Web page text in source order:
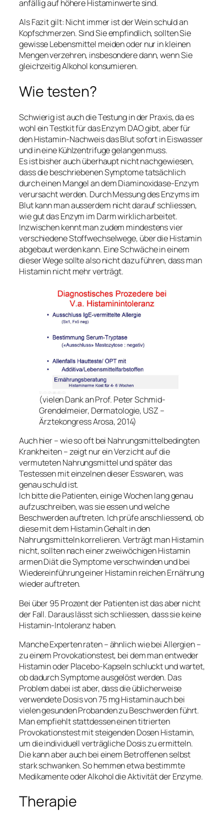
anfällig auf höhere Histaminwerte sind.
Als Fazit gilt: Nicht immer ist der Wein schuld an
Kopfschmerzen. Sind Sie empfindlich, sollten Sie
gewisse Lebensmittel meiden oder nur in kleinen
Mengen verzehren, insbesondere dann, wenn Sie
gleichzeitig Alkohol konsumieren.
Wie testen?
Schwierig ist auch die Testung in der Praxis, da es
wohl ein Testkit für das Enzym DAO gibt, aber für
den Histamin-Nachweis das Blut sofort in Eiswasser
und in eine Kühlzentrifuge gelangen muss.
Es ist bisher auch überhaupt nicht nachgewiesen,
dass die beschriebenen Symptome tatsächlich
durch einen Mangel an dem Diaminoxidase-Enzym
verursacht werden. Durch Messung des Enzyms im
Blut kann man ausserdem nicht darauf schliessen,
wie gut das Enzym im Darm wirklich arbeitet.
Inzwischen kennt man zudem mindestens vier
verschiedene Stoffwechselwege, über die Histamin
abgebaut werden kann. Eine Schwäche in einem
dieser Wege sollte also nicht dazu führen, dass man
Histamin nicht mehr verträgt.
(vielen Dank an Prof. Peter Schmid-
Grendelmeier, Dermatologie, USZ –
Ärztekongress Arosa, 2014)
Auch hier – wie so oft bei Nahrungsmittelbedingten
Krankheiten – zeigt nur ein Verzicht auf die
vermuteten Nahrungsmittel und später das
Testessen mit einzelnen dieser Esswaren, was
genau schuld ist.
Ich bitte die Patienten, einige Wochen lang genau
aufzuschreiben, was sie essen und welche
Beschwerden auftreten. Ich prüfe anschliessend, ob
diese mit dem Histamin Gehalt in den
Nahrungsmitteln korrelieren. Verträgt man Histamin
nicht, sollten nach einer zweiwöchigen Histamin
armen Diät die Symptome verschwinden und bei
Wiedereinführung einer Histamin reichen Ernährung
wieder auftreten.
Bei über 95 Prozent der Patienten ist das aber nicht
der Fall. Daraus lässt sich schliessen, dass sie keine
Histamin-Intoleranz haben.
Manche Experten raten – ähnlich wie bei Allergien –
zu einem Provokationstest, bei dem man entweder
Histamin oder Placebo-Kapseln schluckt und wartet,
ob dadurch Symptome ausgelöst werden. Das
Problem dabei ist aber, dass die üblicherweise
verwendete Dosis von 75 mg Histamin auch bei
vielen gesunden Probanden zu Beschwerden führt.
Man empfiehlt stattdessen einen titrierten
Provokationstest mit steigenden Dosen Histamin,
um die individuell verträgliche Dosis zu ermitteln.
Die kann aber auch bei einem Betroffenen selbst
stark schwanken. So hemmen etwa bestimmte
Medikamente oder Alkohol die Aktivität der Enzyme.
Therapie